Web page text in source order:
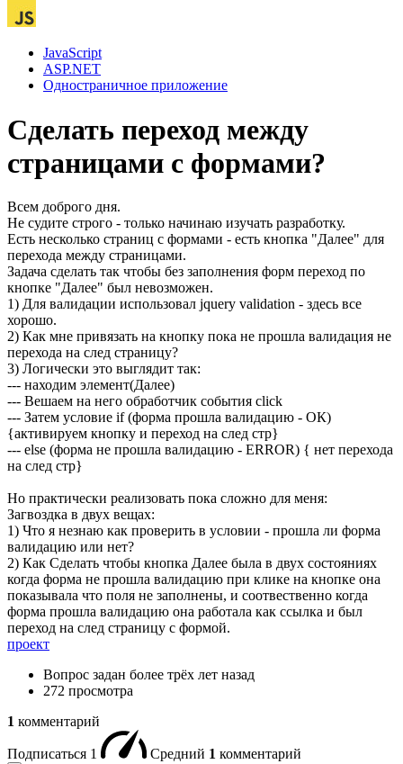
JavaScript
ASP.NET
Одностраничное приложение
Сделать переход между
страницами с формами?
Всем доброго дня.
Не судите строго - только начинаю изучать разработку.
Есть несколько страниц с формами - есть кнопка "Далее" для
перехода между страницами.
Задача сделать так чтобы без заполнения форм переход по
кнопке "Далее" был невозможен.
1) Для валидации использовал jquery validation - здесь все
хорошо.
2) Как мне привязать на кнопку пока не прошла валидация не
перехода на след страницу?
3) Логически это выглядит так:
--- находим элемент(Далее)
--- Вешаем на него обработчик события click
--- Затем условие if (форма прошла валидацию - ОК)
{активируем кнопку и переход на след стр}
--- else (форма не прошла валидацию - ERROR) { нет перехода
на след стр}
Но практически реализовать пока сложно для меня:
Загвоздка в двух вещах:
1) Что я незнаю как проверить в условии - прошла ли форма
валидацию или нет?
2) Как Сделать чтобы кнопка Далее была в двух состояниях
когда форма не прошла валидацию при клике на кнопке она
показывала что поля не заполнены, и соотвественно когда
форма прошла валидацию она работала как ссылка и был
переход на след страницу с формой.
проект
Вопрос задан более трёх лет назад
272 просмотра
1 комментарий
Подписаться 1 Средний 1 комментарий